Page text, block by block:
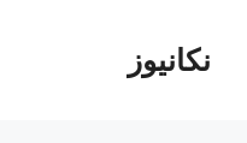
محتوانکانیوز